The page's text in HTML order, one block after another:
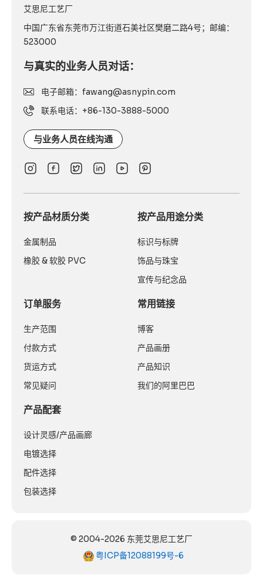
艾思尼工艺厂
中国广东省东莞市万江街道石美社区樊磨二路4号；邮编：
523000
与真实的业务人员对话：
电子邮箱：fawang@asnypin.com
联系电话：+86-130-3888-5000
与业务人员在线沟通
按产品材质分类
金属制品
橡胶 & 软胶 PVC
订单服务
生产范围
付款方式
货运方式
常见疑问
按产品用途分类
标识与标牌
饰品与珠宝
宣传与纪念品
常用链接
博客
产品画册
产品知识
我们的阿里巴巴
产品配套
设计灵感/产品画廊
电镀选择
配件选择
包装选择
© 2004-2026 东莞艾思尼工艺厂
粤ICP备12088199号-6